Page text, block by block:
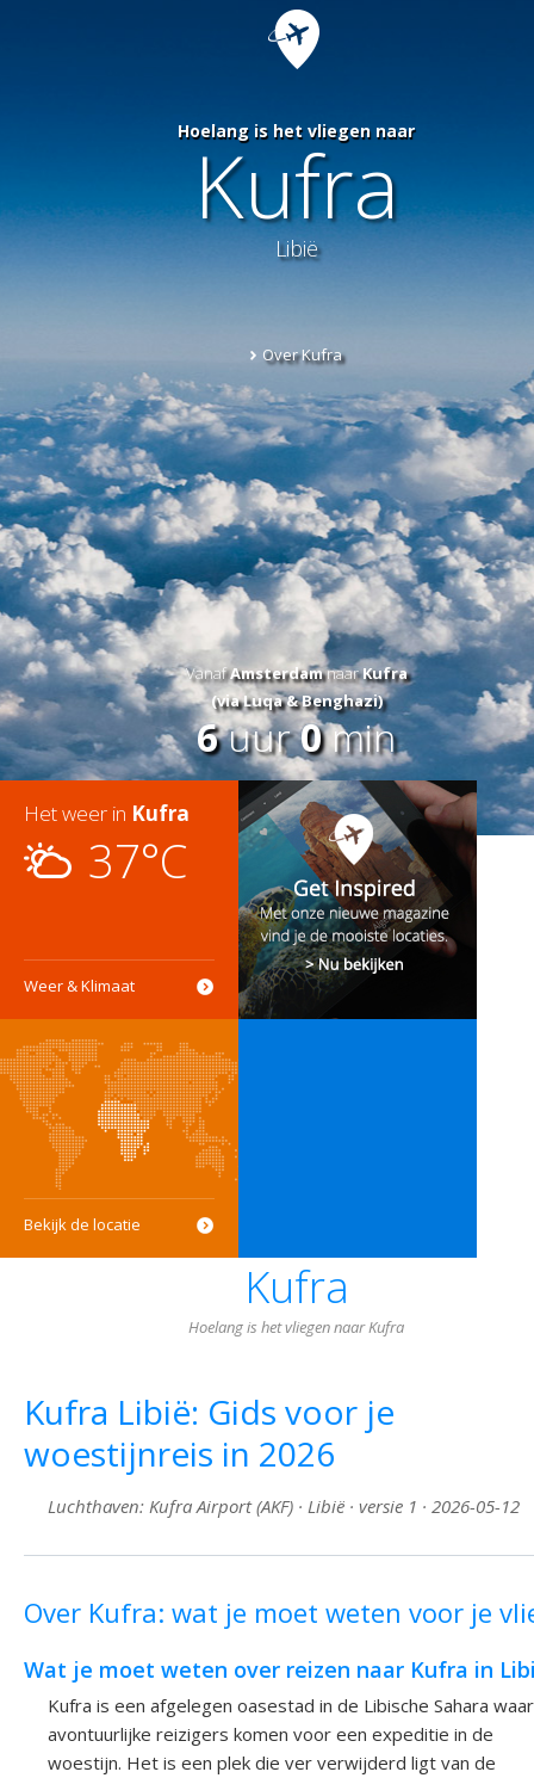
Hoelang is het vliegen naar
Kufra
Libië
Over Kufra
VanafAmsterdamnaarKufra
(via Luqa & Benghazi)
6uur0min
Het weer in Kufra
37°C
Weer & Klimaat
Bekijk de locatie
Kufra
Hoelang is het vliegen naar Kufra
Kufra Libië: Gids voor je
woestijnreis in 2026
Luchthaven: Kufra Airport (AKF) · Libië · versie 1 · 2026-05-12
Over Kufra: wat je moet weten voor je
Wat je moet weten over reizen naar Kufra in
Kufra is een afgelegen oasestad in de Libische Sahara waar
avontuurlijke reizigers komen voor een expeditie in de
woestijn. Het is een plek die ver verwijderd ligt van de